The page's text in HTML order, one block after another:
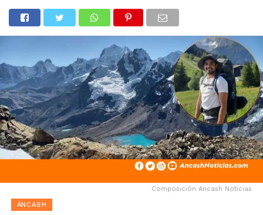
Composición Ancash Noticias
ÁNCASH